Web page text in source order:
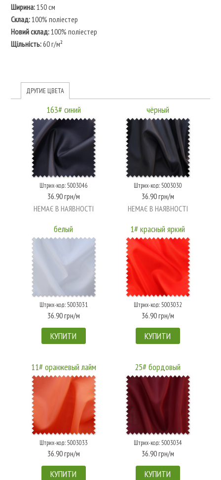
Ширина:150 см
Склад:100% поліестер
Новий склад:100% поліестер
Щільність:60 г/м²
ДРУГИЕ ЦВЕТА
163# синий
Штрих-код: 5003046
36.90 грн/м
НЕМАЄ В НАЯВНОСТІ
чёрный
Штрих-код: 5003030
36.90 грн/м
НЕМАЄ В НАЯВНОСТІ
белый
Штрих-код: 5003031
36.90 грн/м
КУПИТИ
1# красный яркий
Штрих-код: 5003032
36.90 грн/м
КУПИТИ
11# оранжевый лайм
Штрих-код: 5003033
36.90 грн/м
КУПИТИ
25# бордовый
Штрих-код: 5003034
36.90 грн/м
КУПИТИ